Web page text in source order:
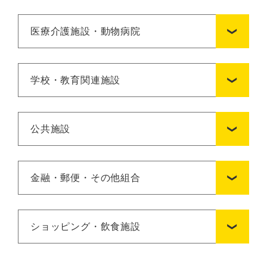
医療介護施設・動物病院
学校・教育関連施設
公共施設
金融・郵便・その他組合
ショッピング・飲食施設